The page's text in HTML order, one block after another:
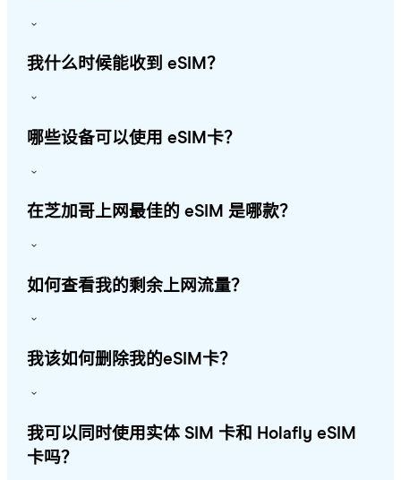
我什么时候能收到 eSIM？
哪些设备可以使用 eSIM卡？
在芝加哥上网最佳的 eSIM 是哪款？
如何查看我的剩余上网流量？
我该如何删除我的eSIM卡？
我可以同时使用实体 SIM 卡和 Holafly eSIM
卡吗？